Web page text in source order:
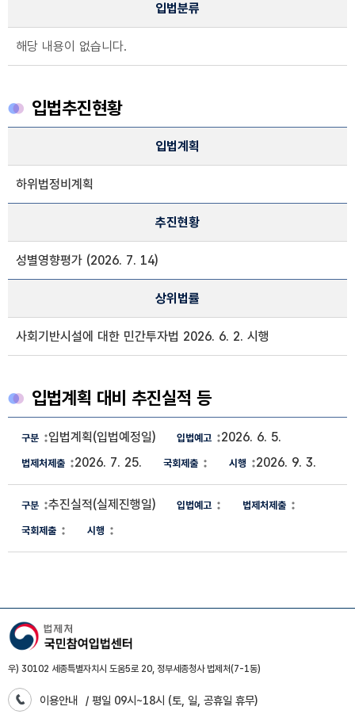
입법분류
해당 내용이 없습니다.
입법추진현황
입법계획, 추진현황, 상위법률 정보제공
입법계획
하위법정비계획
추진현황
성별영향평가 (2026. 7. 14)
상위법률
사회기반시설에 대한 민간투자법 2026. 6. 2. 시행
입법계획 대비 추진실적 등
입법계획 대비 추진실적 정보
입법계획(입법예정일)
2026. 6. 5.
2026. 7. 25.
2026. 9. 3.
추진실적(실제진행일)
우) 30102 세종특별자치시 도움5로 20, 정부세종청사 법제처(7-1동)
이용안내 / 평일 09시~18시 (토, 일, 공휴일 휴무)